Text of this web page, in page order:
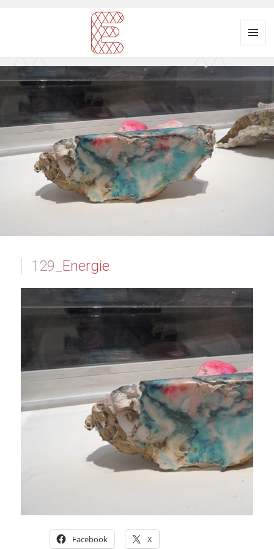
Ausstellungsraum
EULENGASSE
und
Widgets
129_Energie
Facebook X